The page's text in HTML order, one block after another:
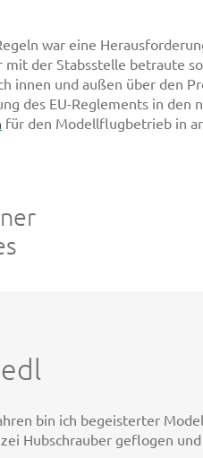
war eine
der Stabsstelle betraute
innen und außen über den
des EU-Reglements in den
für den Modellflugbetrieb in
bin ich begeisterter
Hubschrauber geflogen